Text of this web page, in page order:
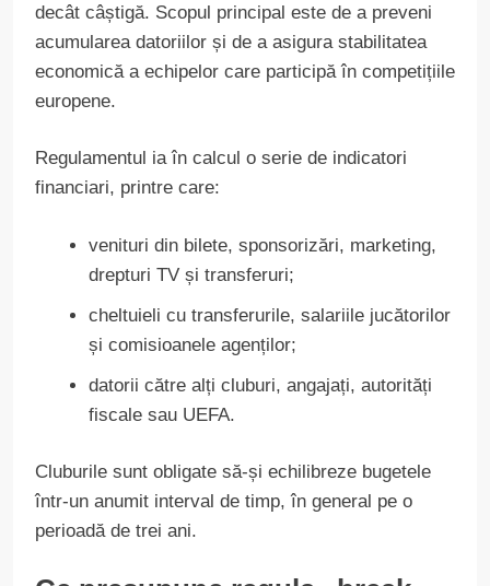
decât câștigă. Scopul principal este de a preveni
acumularea datoriilor și de a asigura stabilitatea
economică a echipelor care participă în competițiile
europene.
Regulamentul ia în calcul o serie de indicatori
financiari, printre care:
venituri din bilete, sponsorizări, marketing,
drepturi TV și transferuri;
cheltuieli cu transferurile, salariile jucătorilor
și comisioanele agenților;
datorii către alți cluburi, angajați, autorități
fiscale sau UEFA.
Cluburile sunt obligate să-și echilibreze bugetele
într-un anumit interval de timp, în general pe o
perioadă de trei ani.